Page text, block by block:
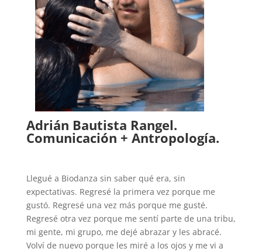
Adrián Bautista Rangel.
Comunicación + Antropología.
Llegué a Biodanza sin saber qué era, sin
expectativas. Regresé la primera vez porque me
gustó. Regresé una vez más porque me gusté.
Regresé otra vez porque me sentí parte de una tribu,
mi gente, mi grupo, me dejé abrazar y les abracé.
Volví de nuevo porque les miré a los ojos y me vi a